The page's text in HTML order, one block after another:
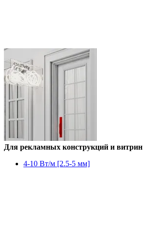
Для рекламных конструкций и витрин
4-10 Вт/м [2.5-5 мм]